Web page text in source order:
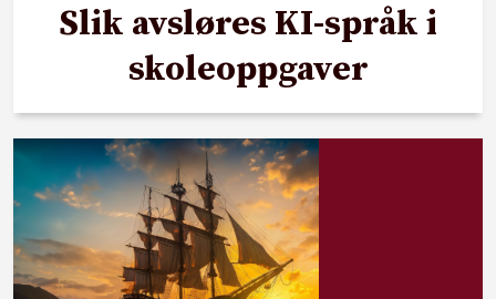
Slik avsløres KI-språk i
skoleoppgaver